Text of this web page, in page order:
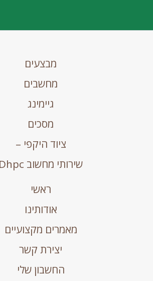
מבצעים
מחשבים
גיימינג
מסכים
ציוד היקפי –
שירותי מחשוב Dhpc
ראשי
אודותינו
מאמרים מקצועיים
יצירת קשר
החשבון שלי